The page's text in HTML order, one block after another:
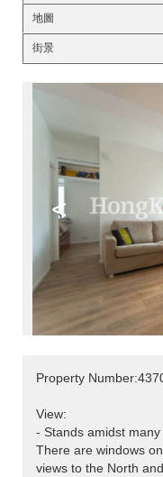
地圖
街景
<
Property
View:
- Stands amidst
There are windows
views to the North